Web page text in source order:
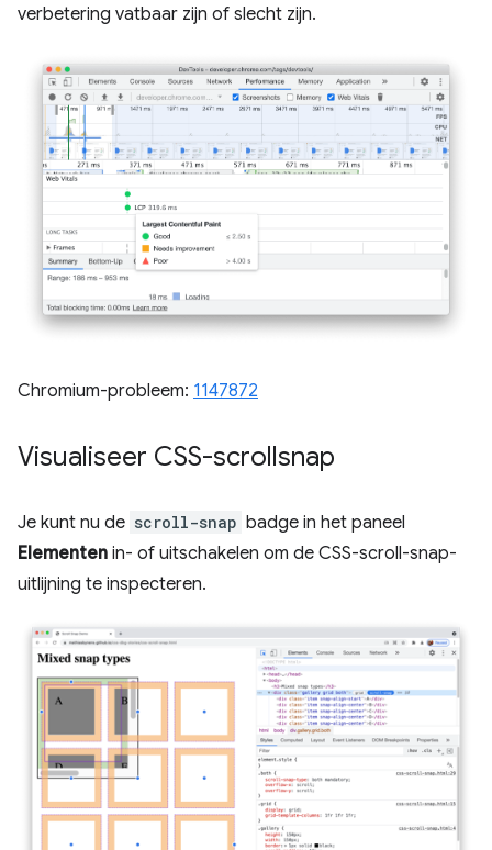
verbetering vatbaar zijn of slecht zijn.
Chromium-probleem: 1147872
Visualiseer CSS-scrollsnap
Je kunt nu de scroll-snap badge in het paneel
Elementen in- of uitschakelen om de CSS-scroll-snap-
uitlijning te inspecteren.